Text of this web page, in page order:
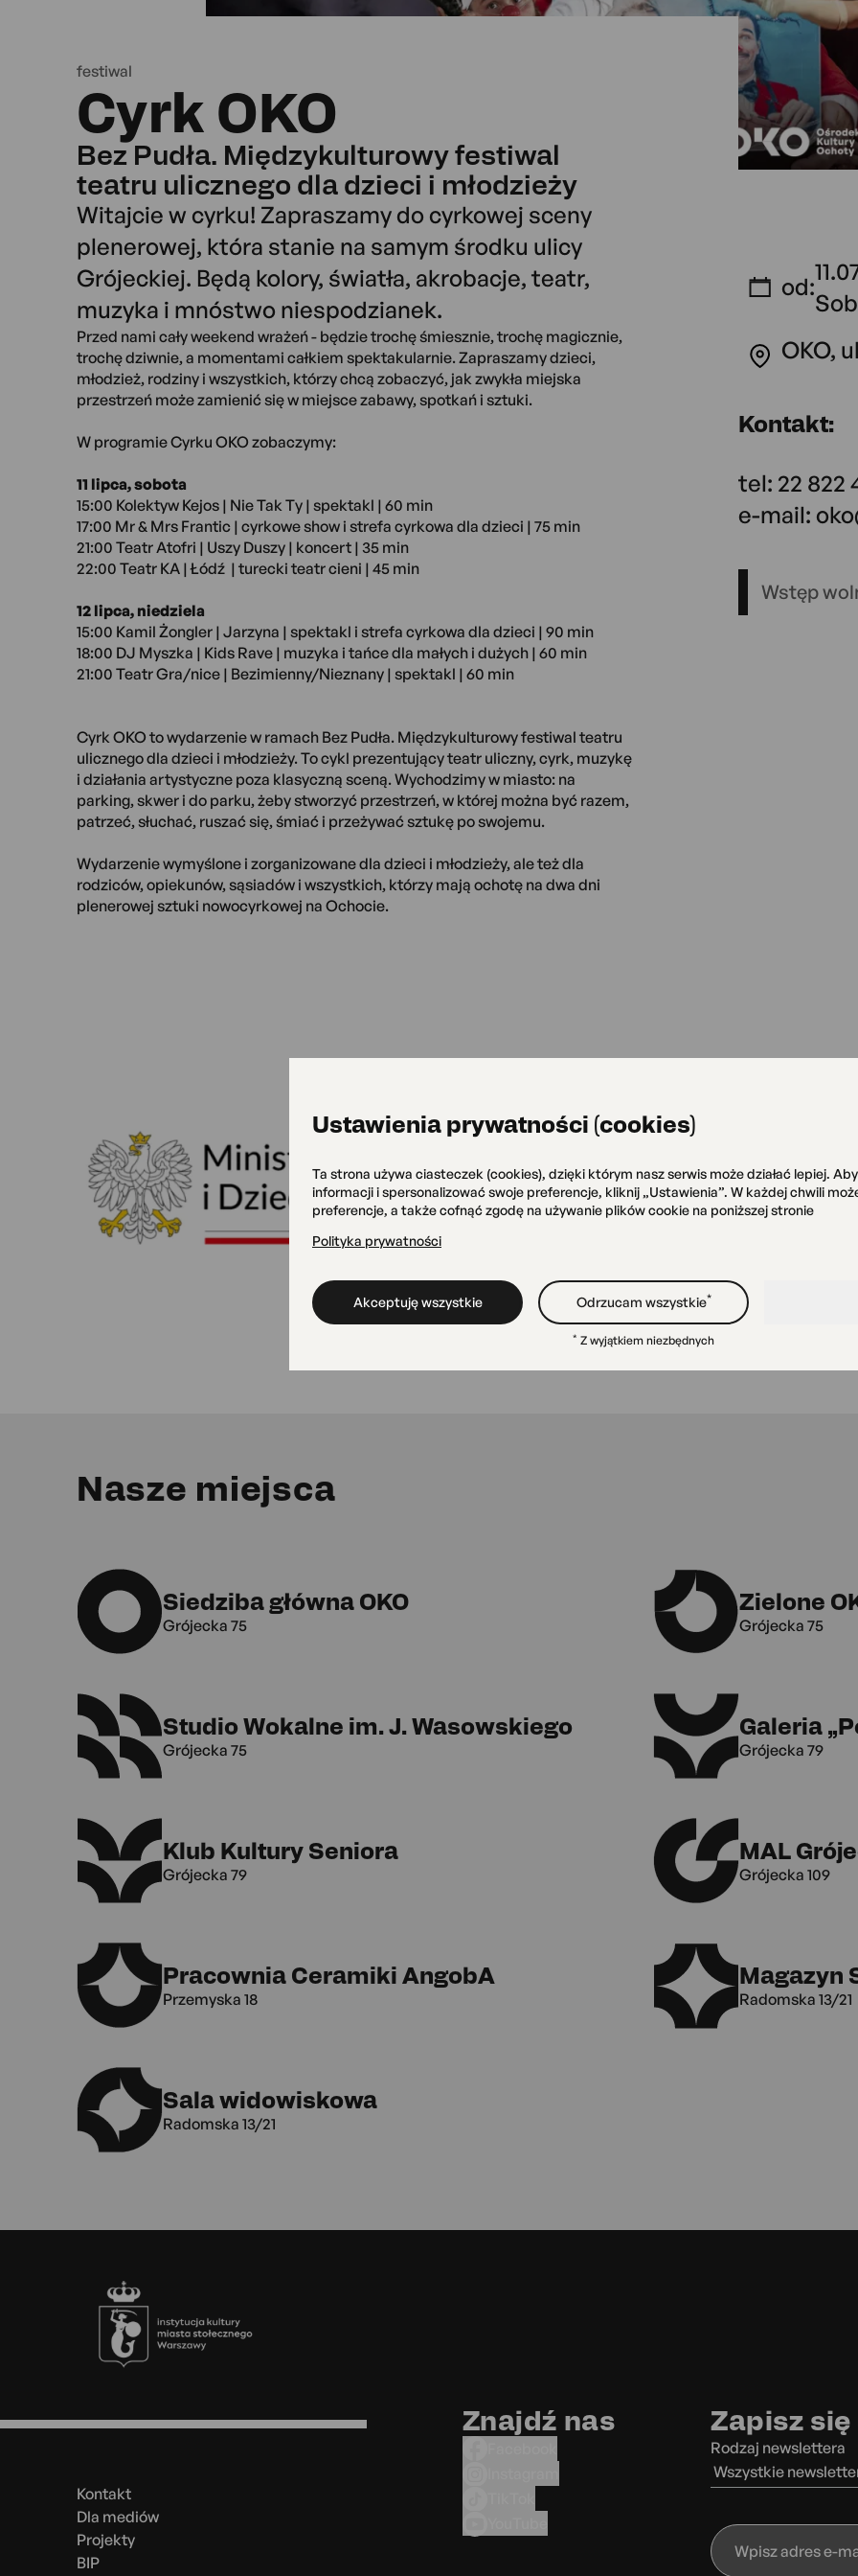
Ustawienia prywatności (cookies)
Ta strona używa ciasteczek (cookies), dzięki którym nasz serwis może działać lepiej.
informacji i spersonalizować swoje preferencje, kliknij „Ustawienia”. W każdej chwili
preferencje, a także cofnąć zgodę na używanie plików cookie na poniższej stronie
Polityka prywatności
Akceptuję wszystkie Odrzucam wszystkie*
* Z wyjątkiem niezbędnych
Cyrk OKO
Bez Pudła. Międzykulturowy festiwal
teatru ulicznego dla dzieci i młodzieży
festiwal
Witajcie w cyrku! Zapraszamy do cyrkowej sceny
plenerowej, która stanie na samym środku ulicy
Grójeckiej. Będą kolory, światła, akrobacje, teatr,
muzyka i mnóstwo niespodzianek.
Przed nami cały weekend wrażeń - będzie trochę śmiesznie, trochę magicznie,
trochę dziwnie, a momentami całkiem spektakularnie. Zapraszamy dzieci,
młodzież, rodziny i wszystkich, którzy chcą zobaczyć, jak zwykła miejska
przestrzeń może zamienić się w miejsce zabawy, spotkań i sztuki.
W programie Cyrku OKO zobaczymy:
11 lipca, sobota
15:00 Kolektyw Kejos | Nie Tak Ty | spektakl | 60 min
17:00 Mr & Mrs Frantic | cyrkowe show i strefa cyrkowa dla dzieci | 75 min
21:00 Teatr Atofri | Uszy Duszy | koncert | 35 min
22:00 Teatr KA | Łódź | turecki teatr cieni | 45 min
12 lipca, niedziela
15:00 Kamil Żongler | Jarzyna | spektakl i strefa cyrkowa dla dzieci | 90 min
18:00 DJ Myszka | Kids Rave | muzyka i tańce dla małych i dużych | 60 min
21:00 Teatr Gra/nice | Bezimienny/Nieznany | spektakl | 60 min
Cyrk OKO to wydarzenie w ramach Bez Pudła. Międzykulturowy festiwal teatru
ulicznego dla dzieci i młodzieży. To cykl prezentujący teatr uliczny, cyrk, muzykę
i działania artystyczne poza klasyczną sceną. Wychodzimy w miasto: na
parking, skwer i do parku, żeby stworzyć przestrzeń, w której można być razem,
patrzeć, słuchać, ruszać się, śmiać i przeżywać sztukę po swojemu.
Wydarzenie wymyślone i zorganizowane dla dzieci i młodzieży, ale też dla
rodziców, opiekunów, sąsiadów i wszystkich, którzy mają ochotę na dwa dni
plenerowej sztuki nowocyrkowej na Ochocie.
od:
OKO,
Kontakt:
tel: 22 822
e-mail:
Wstęp
Dofinansowano ze środków
pochodzących z Funduszu
Nasze miejsca
Siedziba główna OKO
Grójecka 75
Zielone
Grójecka 75
Studio Wokalne im. J. Wasowskiego
Grójecka 75
Galeria
Grójecka 79
Klub Kultury Seniora
Grójecka 79
MAL
Grójecka 109
Pracownia Ceramiki AngobA
Przemyska 18
Magazyn
Radomska 13/21
Sala widowiskowa
Radomska 13/21
Stopka
Menu
Kontakt
Dla mediów
Projekty
BIP
Znajdź nas Zapisz
Rodzaj newslettera
Wszystkie
Wpisz
adres